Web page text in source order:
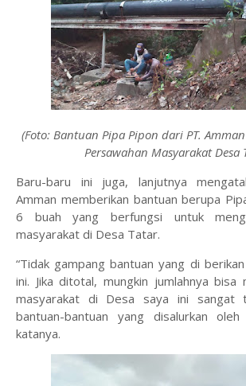
(Foto: Bantuan Pipa Pipon dari PT.
Persawahan Masyarakat Desa
Baru-baru ini juga, lanjutnya
Amman memberikan bantuan berupa
6 buah yang berfungsi untuk
masyarakat di Desa Tatar.
“Tidak gampang bantuan yang di
ini. Jika ditotal, mungkin jumlahnya bisa
masyarakat di Desa saya ini sangat
bantuan-bantuan yang disalurkan oleh
katanya.